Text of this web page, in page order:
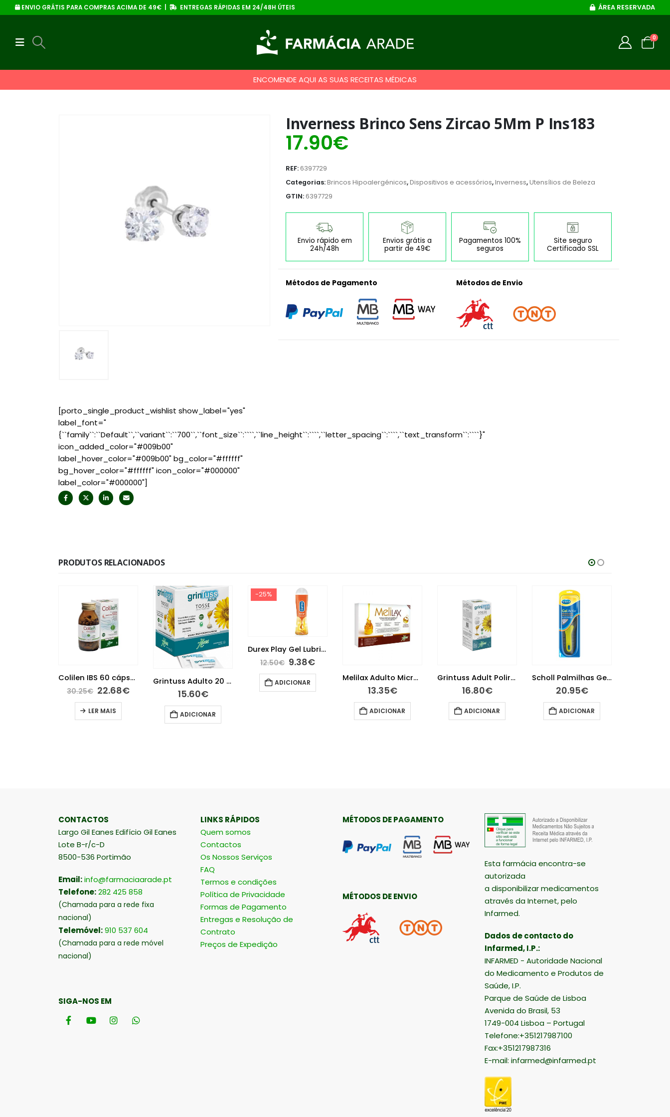
ENVIO GRÁTIS PARA COMPRAS ACIMA DE 49€ | ENTREGAS RÁPIDAS EM 24/48H ÚTEIS ÁREA RESERVADA
0
ENCOMENDE AQUI AS SUAS RECEITAS MÉDICAS
[porto_single_product_wishlist show_label="yes"
label_font="
{``family``:``Default``,``variant``:``700``,``font_size``:````,``line_height``:````,``letter_spacing``:````,``text_transform``:````}"
icon_added_color="#009b00"
label_hover_color="#009b00" bg_color="#ffffff"
bg_hover_color="#ffffff" icon_color="#000000"
label_color="#000000"]
Inverness Brinco Sens Zircao 5Mm P Ins183
17.90€
REF:6397729
Categorias:Brincos Hipoalergénicos,Dispositivos e acessórios,Inverness,Utensílios de Beleza
GTIN:6397729
Envio rápido em
24h/48h
Envios grátis a
partir de 49€
Pagamentos 100%
seguros
Site seguro
Certificado SSL
Métodos de Pagamento Métodos de Envio
PRODUTOS RELACIONADOS
Colilen IBS 60 cápsulas
30.25€ O
original
era:
22.68€O
LER MAIS
Grintuss Adulto 20 Comprimidos para chupar
15.60€
ADICIONAR
-25%
Durex Play Gel Lubrificante Efeito Calor 50ml
12.50€ 9.38€
ADICIONAR Melilax Adulto Micro Clister
13.35€
ADICIONAR
Grintuss Adult Poliresin Xarope 180g
16.80€
ADICIONAR
Scholl Palmilhas GelActiv Profissional Homem
20.95€
ADICIONAR
CONTACTOS
Largo Gil Eanes Edifício Gil Eanes
Lote B-r/c-D
8500-536 Portimão
Email:info@farmaciaarade.pt
Telefone:282 425 858
(Chamada para a rede fixa
nacional)
Telemóvel:910 537 604
(Chamada para a rede móvel
nacional)
SIGA-NOS EM
LINKS RÁPIDOS
Quem somos
Contactos
Os Nossos Serviços
FAQ
Termos e condições
Política de Privacidade
Formas de Pagamento
Entregas e Resolução de
Contrato
Preços de Expedição
MÉTODOS DE PAGAMENTO
MÉTODOS DE ENVIO
Esta farmácia encontra-se
autorizada
a disponibilizar medicamentos
através da Internet, pelo
Infarmed.
Dados de contacto do
Infarmed, I.P.:
INFARMED - Autoridade Nacional
do Medicamento e Produtos de
Saúde, I.P.
Parque de Saúde de Lisboa
Avenida do Brasil, 53
1749-004 Lisboa – Portugal
Telefone:+351217987100
Fax:+351217987316
E-mail: infarmed@infarmed.pt